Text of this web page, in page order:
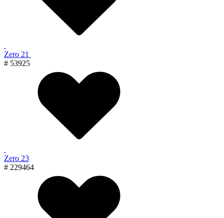
Zero 21
# 53925
Zero 23
# 229464